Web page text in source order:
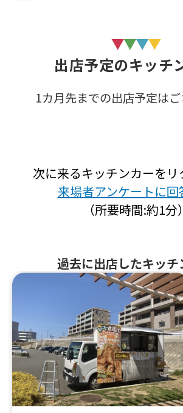
出店予定のキッチ
1カ月先までの出店予定は
次に来るキッチンカーをリ
来場者アンケートに回
（所要時間:約1分）
過去に出店したキッチ